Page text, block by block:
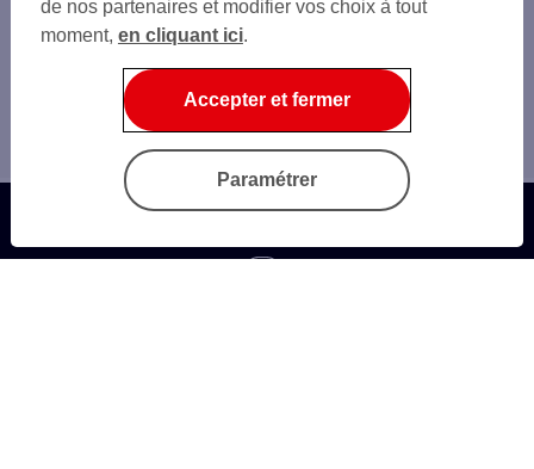
Accueil
Gestion du quotidien
Solutions d'encaissement
Virement identifié
de nos partenaires et modifier vos choix à tout
moment, en cliquant ici.
Accepter et fermer
Paramétrer